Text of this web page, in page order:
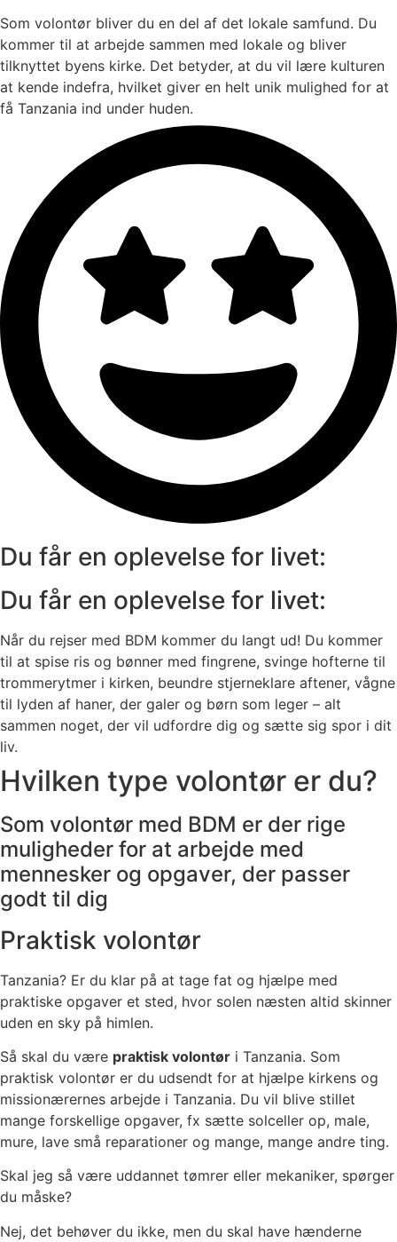
Som volontør bliver du en del af det lokale samfund. Du
kommer til at arbejde sammen med lokale og bliver
tilknyttet byens kirke. Det betyder, at du vil lære kulturen
at kende indefra, hvilket giver en helt unik mulighed for at
få Tanzania ind under huden.
Du får en oplevelse for livet:
Du får en oplevelse for livet:
Når du rejser med BDM kommer du langt ud! Du kommer
til at spise ris og bønner med fingrene, svinge hofterne til
trommerytmer i kirken, beundre stjerneklare aftener, vågne
til lyden af haner, der galer og børn som leger – alt
sammen noget, der vil udfordre dig og sætte sig spor i dit
liv.
Hvilken type volontør er du?
Som volontør med BDM er der rige
muligheder for at arbejde med
mennesker og opgaver, der passer
godt til dig
Praktisk volontør
Tanzania? Er du klar på at tage fat og hjælpe med
praktiske opgaver et sted, hvor solen næsten altid skinner
uden en sky på himlen.
Så skal du være praktisk volontør i Tanzania. Som
praktisk volontør er du udsendt for at hjælpe kirkens og
missionærernes arbejde i Tanzania. Du vil blive stillet
mange forskellige opgaver, fx sætte solceller op, male,
mure, lave små reparationer og mange, mange andre ting.
Skal jeg så være uddannet tømrer eller mekaniker, spørger
du måske?
Nej, det behøver du ikke, men du skal have hænderne